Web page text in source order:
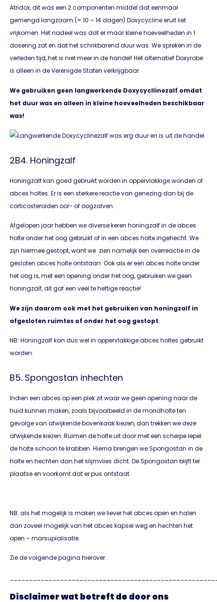
Atridox, dit was een 2 componenten middel dat eenmaal
gemengd langzaam (= 10 – 14 dagen) Doxycycline eruit liet
vrijkomen. Het nadeel was dat er maar kleine hoeveelheden in 1
dosering zat en dat het schrikbarend duur was. We spreken in de
verleden tijd, het is niet meer in de handel! Het alternatief Doxyrobe
is alleen in de Verenigde Staten verkrijgbaar.
We gebruiken geen langwerkende Doxycycllinezalf omdat
het duur was en alleen in kleine hoeveelheden beschikbaar
was!
2B4. Honingzalf
Honingzalf kan goed gebruikt worden in oppervlakkige wonden of
abces holtes. Er is een sterkere reactie van genezing dan bij de
corticosteroïden oor- of oogzalven.
Afgelopen jaar hebben we diverse keren honingzalf in de abces
holte onder het oog gebruikt of in een abces holte ingehecht. We
zijn hiermee gestopt, want we zien namelijk een overreactie in de
gesloten abces holte ontstaan. Ook als er een abces holte onder
het oog is, met een opening onder het oog, gebruiken we geen
honingzalf, dit gaf een veel te heftige reactie!
We zijn daarom ook met het gebruiken van honingzalf in
afgesloten ruimtes of onder het oog gestopt.
NB: Honingzalf kan dus wel in oppervlakkige abces holtes gebruikt
worden.
B5. Spongostan inhechten
Indien een abces op een plek zit waar we geen opening naar de
huid kunnen maken, zoals bijvoorbeeld in de mondholte ten
gevolge van afwijkende bovenkaak kiezen, dan trekken we deze
afwijkende kiezen. Ruimen de holte uit door met een scherpe lepel
de holte schoon te krabben. Hierna brengen we Spongostan in de
holte en hechten dan het slijmvlies dicht. De Spongostan blijft ter
plaatse en voorkomt dat er pus ontstaat.
NB: als het mogelijk is maken we liever het abces open en halen
dan zoveel mogelijk van het abces kapsel weg en hechten het
open – marsupialisatie.
Zie de volgende pagina hierover.
Disclaimer wat betreft de door ons